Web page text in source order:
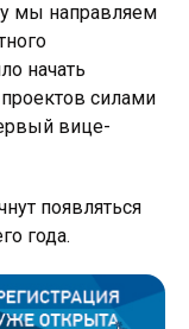
мы направляем
начать
силами
вице-
появляться
года.